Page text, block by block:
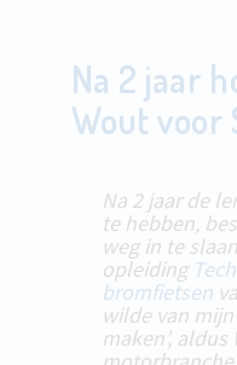
Na 2 jaar
Wout voor
Na 2 jaar de
te hebben,
weg in te
opleiding
bromfietsen
wilde van
maken’,